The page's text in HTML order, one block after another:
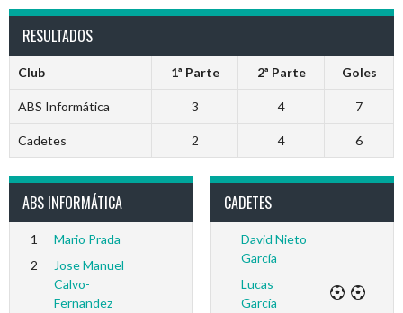
RESULTADOS
Club 1ª Parte 2ª Parte Goles
ABS Informática 3 4 7
Cadetes 2 4 6
ABS INFORMÁTICA
1
Mario Prada
2
Jose Manuel
Calvo-
Fernandez
CADETES
David Nieto
García
Lucas
García